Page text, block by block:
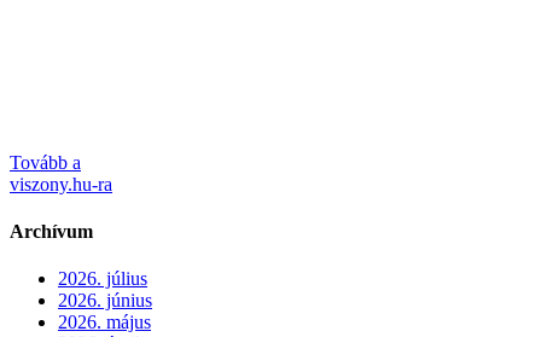
Tovább a
viszony.hu-ra
Archívum
2026. július
2026. június
2026. május